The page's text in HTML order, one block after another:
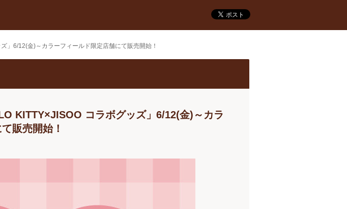
」6/12(金)～カラーフィールド限定店舗にて販売開始！
KITTY×JISOO コラボグッズ」6/12(金)～カラ
販売開始！